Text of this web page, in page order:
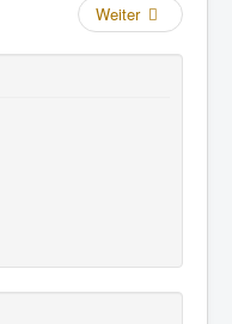
Weiter